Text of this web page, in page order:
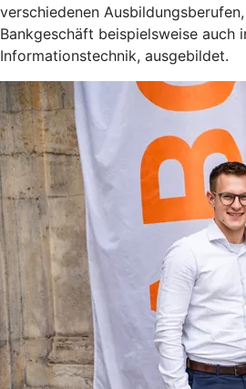
verschiedenen
Bankgeschäft beispielsweise auch
Informationstechnik, ausgebildet.